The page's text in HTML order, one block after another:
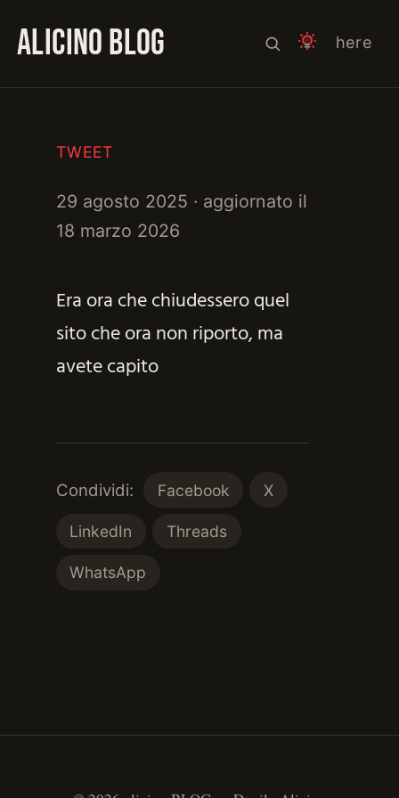
ALICINO BLOG here
TWEET
29 agosto 2025 · aggiornato il
18 marzo 2026
Era ora che chiudessero quel
sito che ora non riporto, ma
avete capito
Condividi: Facebook X
LinkedIn Threads
WhatsApp